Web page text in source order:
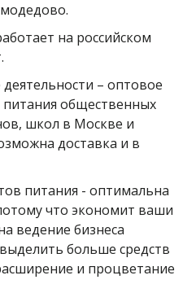
на российском
– оптовое
общественных
школ в Москве и
доставка и в
питания - оптимальна
что экономит ваши
ведение бизнеса
больше средств
и процветание